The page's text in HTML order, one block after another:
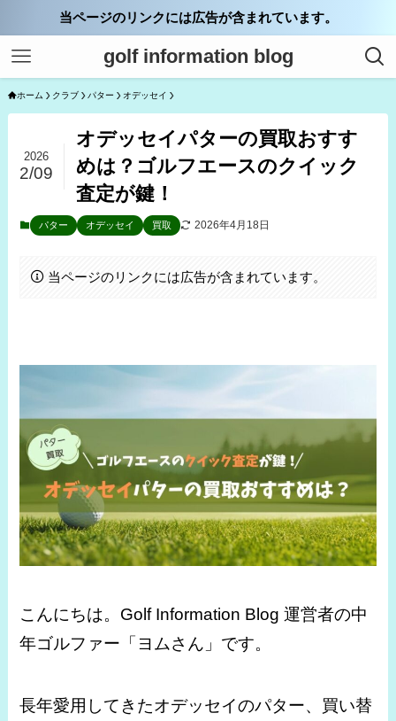
当ページのリンクには広告が含まれています。
golf information blog
ホーム クラブ パター オデッセイ
オデッセイパターの買取おすす
めは？ゴルフエースのクイック
査定が鍵！
2026
2/09
パター オデッセイ 買取 2026年4月18日
当ページのリンクには広告が含まれています。
こんにちは。Golf Information Blog 運営者の中
年ゴルファー「ヨムさん」です。
長年愛用してきたオデッセイのパター、買い替